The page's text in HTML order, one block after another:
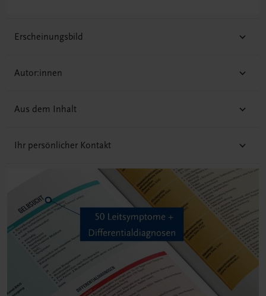
Erscheinungsbild
Autor:innen
Aus dem Inhalt
Ihr persönlicher Kontakt